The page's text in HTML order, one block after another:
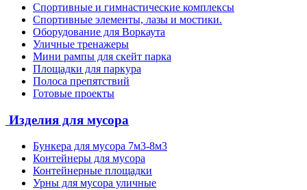
Спортивные и гимнастические комплексы
Спортивные элементы, лазы и мостики.
Оборудование для Воркаута
Уличные тренажеры
Мини рампы для скейт парка
Площадки для паркура
Полоса препятствий
Готовые проекты
Изделия для мусора
Бункера для мусора 7м3-8м3
Контейнеры для мусора
Контейнерные площадки
Урны для мусора уличные